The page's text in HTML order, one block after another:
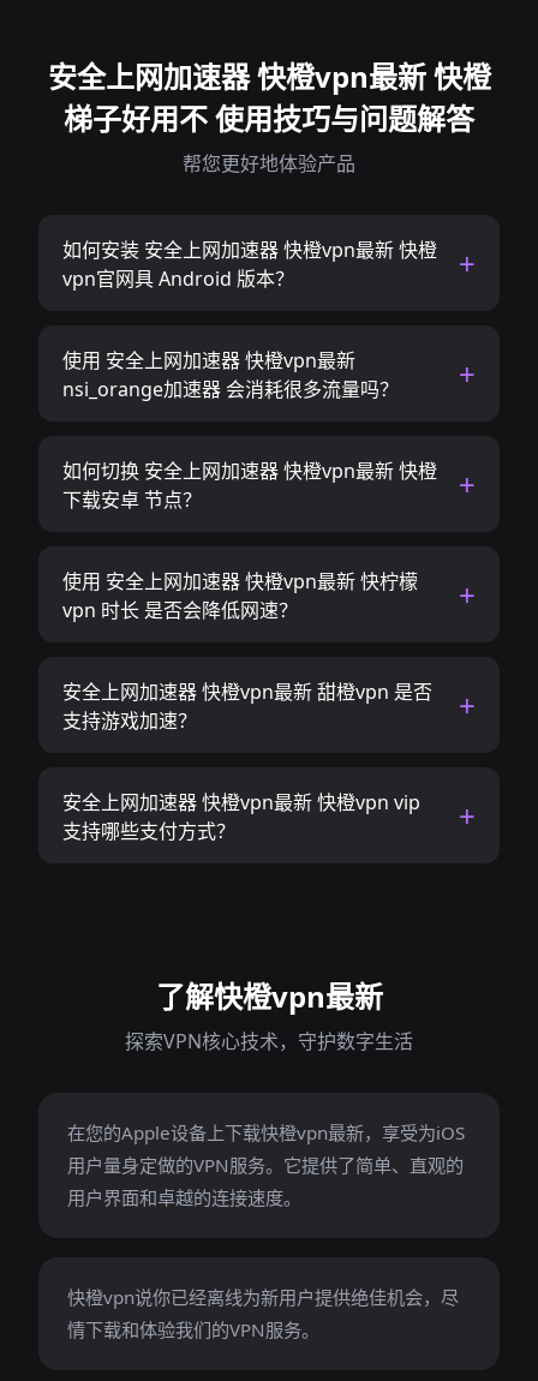
安全上网加速器 快橙vpn最新 快橙
梯子好用不 使用技巧与问题解答
帮您更好地体验产品
如何安装 安全上网加速器 快橙vpn最新 快橙
vpn官网具 Android 版本？
使用 安全上网加速器 快橙vpn最新
nsi_orange加速器 会消耗很多流量吗？
如何切换 安全上网加速器 快橙vpn最新 快橙
下载安卓 节点？
使用 安全上网加速器 快橙vpn最新 快柠檬
vpn 时长 是否会降低网速？
安全上网加速器 快橙vpn最新 甜橙vpn 是否
支持游戏加速？
安全上网加速器 快橙vpn最新 快橙vpn vip
支持哪些支付方式？
了解快橙vpn最新
探索VPN核心技术，守护数字生活
在您的Apple设备上下载快橙vpn最新，享受为iOS
用户量身定做的VPN服务。它提供了简单、直观的
用户界面和卓越的连接速度。
快橙vpn说你已经离线为新用户提供绝佳机会，尽
情下载和体验我们的VPN服务。